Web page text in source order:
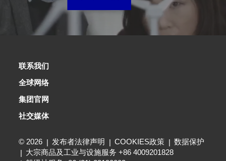
联系我们
全球网络
集团官网
社交媒体
© 2026 发布者法律声明 COOKIES政策
数据保护
大宗商品及工业与设施服务 +86 4009201828